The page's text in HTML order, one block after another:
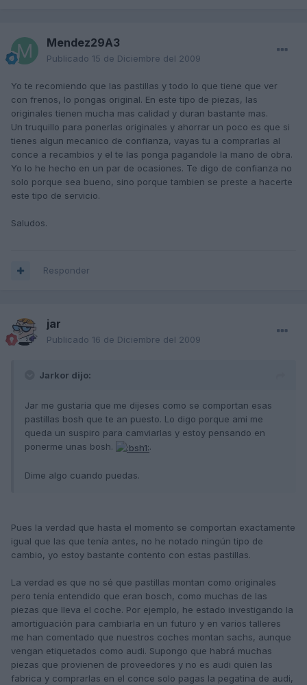
Mendez29A3
Publicado 15 de Diciembre del 2009
Yo te recomiendo que las pastillas y todo lo que tiene que ver
con frenos, lo pongas original. En este tipo de piezas, las
originales tienen mucha mas calidad y duran bastante mas.
Un truquillo para ponerlas originales y ahorrar un poco es que si
tienes algun mecanico de confianza, vayas tu a comprarlas al
conce a recambios y el te las ponga pagandole la mano de obra.
Yo lo he hecho en un par de ocasiones. Te digo de confianza no
solo porque sea bueno, sino porque tambien se preste a hacerte
este tipo de servicio.
Saludos.
Responder
jar
Publicado 16 de Diciembre del 2009
Jarkor dijo:
Jar me gustaria que me dijeses como se comportan esas
pastillas bosh que te an puesto. Lo digo porque ami me
queda un suspiro para camviarlas y estoy pensando en
ponerme unas bosh.
.
Dime algo cuando puedas.
Pues la verdad que hasta el momento se comportan exactamente
igual que las que tenía antes, no he notado ningún tipo de
cambio, yo estoy bastante contento con estas pastillas.
La verdad es que no sé que pastillas montan como originales
pero tenía entendido que eran bosch, como muchas de las
piezas que lleva el coche. Por ejemplo, he estado investigando la
amortiguación para cambiarla en un futuro y en varios talleres
me han comentado que nuestros coches montan sachs, aunque
vengan etiquetados como audi. Supongo que habrá muchas
piezas que provienen de proveedores y no es audi quien las
fabrica y comprarlas en el conce solo pagas la pegatina de audi,